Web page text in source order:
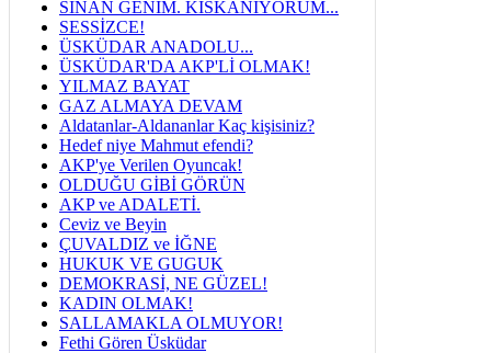
SİNAN GENİM. KISKANIYORUM...
SESSİZCE!
ÜSKÜDAR ANADOLU...
ÜSKÜDAR'DA AKP'Lİ OLMAK!
YILMAZ BAYAT
GAZ ALMAYA DEVAM
Aldatanlar-Aldananlar Kaç kişisiniz?
Hedef niye Mahmut efendi?
AKP'ye Verilen Oyuncak!
OLDUĞU GİBİ GÖRÜN
AKP ve ADALETİ.
Ceviz ve Beyin
ÇUVALDIZ ve İĞNE
HUKUK VE GUGUK
DEMOKRASİ, NE GÜZEL!
KADIN OLMAK!
SALLAMAKLA OLMUYOR!
Fethi Gören Üsküdar